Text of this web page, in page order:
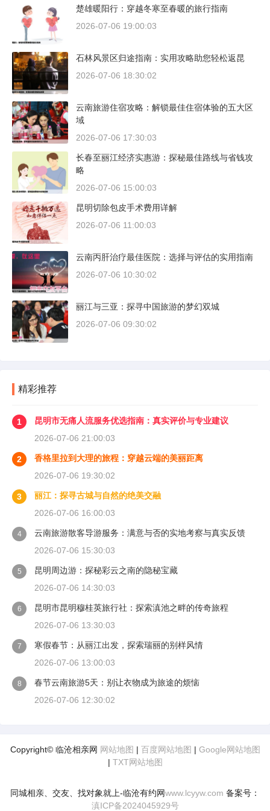
楚雄暖阳行：穿越冬寒至春暖的旅行指南
2026-07-06 19:00:03
石林风景区归途指南：实用攻略助您轻松返昆
2026-07-06 18:30:02
云南旅游住宿攻略：解锁最佳住宿体验的五大区
域
2026-07-06 17:30:03
长春至丽江经济实惠游：探秘最佳路线与省钱攻
略
2026-07-06 15:00:03
昆明切除包皮手术费用详解
2026-07-06 11:00:03
云南丙肝治疗最佳医院：选择与评估的实用指南
2026-07-06 10:30:02
丽江与三亚：探寻中国旅游的梦幻双城
2026-07-06 09:30:02
精彩推荐
1
昆明市无痛人流服务优选指南：真实评价与专业建议
2026-07-06 21:00:03
2
香格里拉到大理的旅程：穿越云端的美丽距离
2026-07-06 19:30:02
3
丽江：探寻古城与自然的绝美交融
2026-07-06 16:00:03
4
云南旅游散客导游服务：满意与否的实地考察与真实反馈
2026-07-06 15:30:03
5
昆明周边游：探秘彩云之南的隐秘宝藏
2026-07-06 14:30:03
6
昆明市昆明穆桂英旅行社：探索滇池之畔的传奇旅程
2026-07-06 13:30:03
7
寒假春节：从丽江出发，探索瑞丽的别样风情
2026-07-06 13:00:03
8
春节云南旅游5天：别让衣物成为旅途的烦恼
2026-07-06 12:30:02
Copyright© 临沧相亲网 网站地图 | 百度网站地图 | Google网站地图
| TXT网站地图
同城相亲、交友、找对象就上-临沧有约网www.lcyyw.com 备案号：
滇ICP备2024045929号